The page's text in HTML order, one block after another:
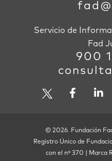
Servicio de
Fad
900
© 2026. Fundación
Registro Único de
con el nº 370 | Marca